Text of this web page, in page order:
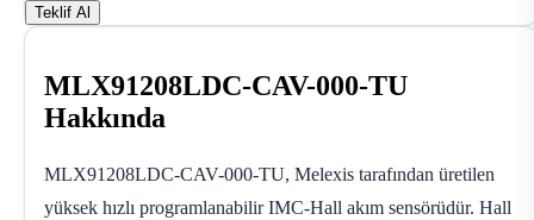
Teklif Al
MLX91208LDC-CAV-000-TU
Hakkında
MLX91208LDC-CAV-000-TU, Melexis tarafından üretilen
yüksek hızlı programlanabilir IMC-Hall akım sensörüdür. Hall